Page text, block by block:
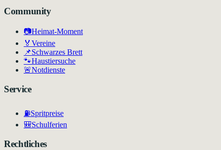
Community
📷Heimat-Moment
🏅 Vereine
📌Schwarzes Brett
🐾Haustiersuche
🚨Notdienste
Service
⛽Spritpreise
🎒Schulferien
Rechtliches